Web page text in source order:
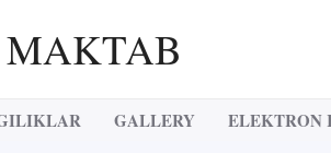
GALLERY ELEKTRON